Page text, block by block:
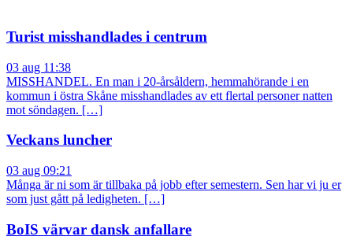
Turist misshandlades i centrum
03 aug 11:38
MISSHANDEL. En man i 20-årsåldern, hemmahörande i en
kommun i östra Skåne misshandlades av ett flertal personer natten
mot söndagen. […]
Veckans luncher
03 aug 09:21
Många är ni som är tillbaka på jobb efter semestern. Sen har vi ju er
som just gått på ledigheten. […]
BoIS värvar dansk anfallare